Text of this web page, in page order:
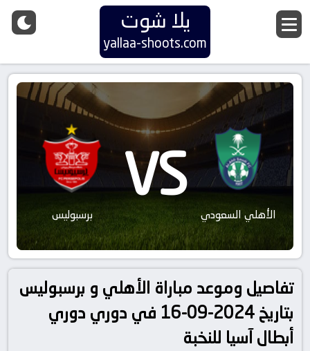
يلا شوت
yallaa-shoots.com
الأهلي السعودي VS برسبوليس
تفاصيل وموعد مباراة الأهلي و برسبوليس
بتاريخ 2024-09-16 في دوري دوري
أبطال آسيا للنخبة